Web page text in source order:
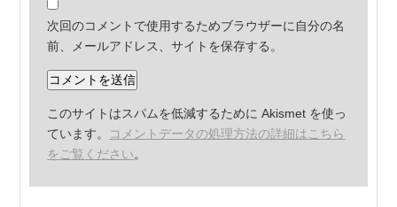
次回のコメントで使用するためブラウザーに自分の名
前、メールアドレス、サイトを保存する。
このサイトはスパムを低減するために Akismet を使っ
ています。 コメントデータの処理方法の詳細はこちら
をご覧ください。